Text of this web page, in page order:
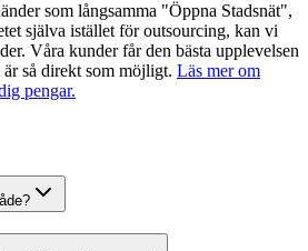
som långsamma "Öppna Stadsnät",
själva istället för outsourcing, kan vi
Våra kunder får den bästa upplevelsen
är så direkt som möjligt. Läs mer om
pengar.